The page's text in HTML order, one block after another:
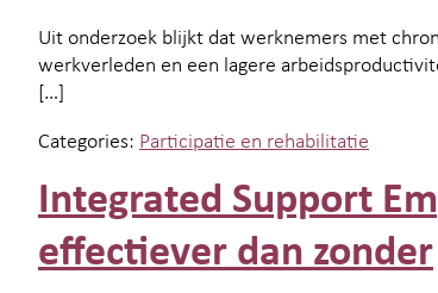
Uit onderzoek blijkt dat werknemers met
werkverleden en een lagere
[…]
Categories: Participatie en rehabilitatie
Integrated Support
effectiever dan zonder